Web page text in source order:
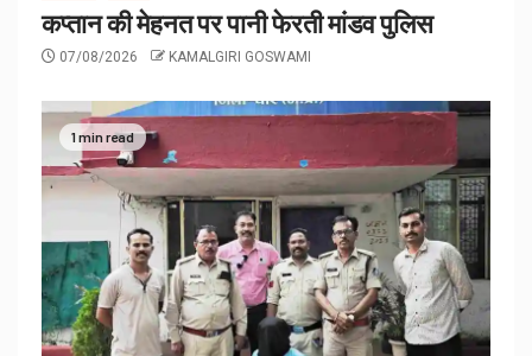
कप्तान की मेहनत पर पानी फेरती मांडव पुलिस
07/08/2026 KAMALGIRI GOSWAMI
1 min read